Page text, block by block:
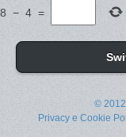
8 − 4 =
© 2012
Privacy e Cookie